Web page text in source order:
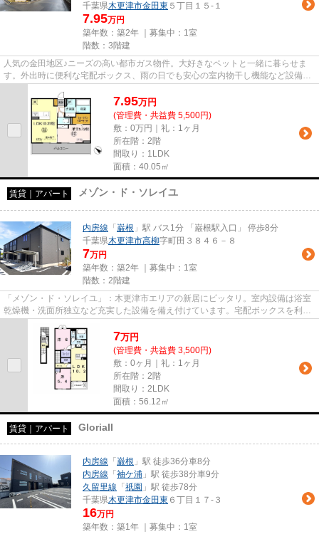
千葉県木更津市金田東 ５丁目１５-１
7.95万円
築年数：築2年 ｜募集中： 1室
階数：3階建
人気の金田地区♪ニーズの高い都市ガス物件。大好きなペットと一緒に暮らせま
す。外出時に便利な宅配ボックス、雨の日でも安心の室内物干し機能など設備も
7.95万円
(管理費・共益費 5,500円)
敷：0万円｜礼：1ヶ月
所在階：2階
間取り：1LDK
面積：40.05㎡
賃貸｜アパート メゾン・ド・ソレイユ
内房線 「 巌根 」駅 バス1分 「巌根駅入口」 停歩8分
千葉県木更津市高柳字町田３８４６－８
7万円
築年数：築2年 ｜募集中： 1室
階数：2階建
「メゾン・ド・ソレイユ」：木更津市エリアの新居にピッタリ。室内設備は浴室
乾燥機・洗面所独立など充実した設備を備え付けています。宅配ボックスを利用
すれば、配達時間を気にする...
7万円
(管理費・共益費 3,500円)
敷：0ヶ月｜礼：1ヶ月
所在階：2階
間取り：2LDK
面積：56.12㎡
賃貸｜アパート GloriaII
内房線 「 巌根 」駅 徒歩36分車8分
内房線 「 袖ケ浦 」駅 徒歩38分車9分
久留里線 「 祇園 」駅 徒歩78分
千葉県木更津市金田東 ６丁目１７-３
16万円
築年数：築1年 ｜募集中： 1室